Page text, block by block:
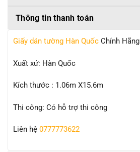
Thông tin thanh toán
Giấy dán tường Hàn Quốc Chính Hãng
Xuất xứ: Hàn Quốc
Kích thước : 1.06m X15.6m
Thi công: Có hỗ trợ thi công
Liên hệ 0777773622